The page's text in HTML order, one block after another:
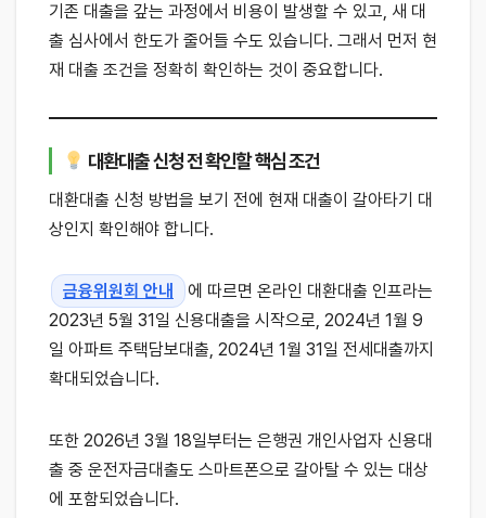
기존 대출을 갚는 과정에서 비용이 발생할 수 있고, 새 대
출 심사에서 한도가 줄어들 수도 있습니다. 그래서 먼저 현
재 대출 조건을 정확히 확인하는 것이 중요합니다.
대환대출 신청 전 확인할 핵심 조건
대환대출 신청 방법을 보기 전에 현재 대출이 갈아타기 대
상인지 확인해야 합니다.
금융위원회 안내
에 따르면 온라인 대환대출 인프라는
2023년 5월 31일 신용대출을 시작으로, 2024년 1월 9
일 아파트 주택담보대출, 2024년 1월 31일 전세대출까지
확대되었습니다.
또한 2026년 3월 18일부터는 은행권 개인사업자 신용대
출 중 운전자금대출도 스마트폰으로 갈아탈 수 있는 대상
에 포함되었습니다.